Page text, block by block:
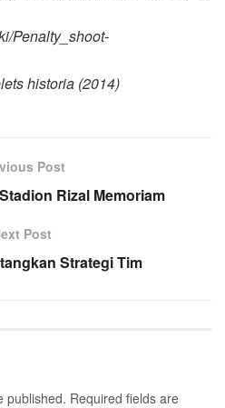
Penalty_shoot-
historia (2014)
Post
Rizal Memoriam
Post
Strategi Tim
published. Required fields are